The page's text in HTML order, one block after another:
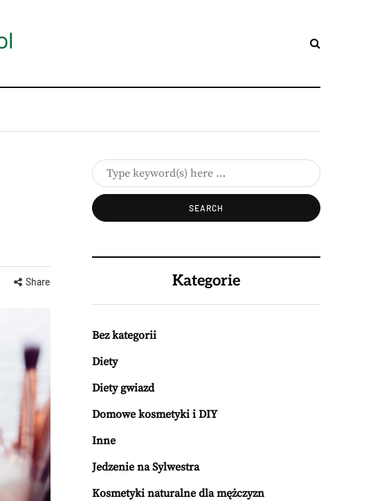
Share Kategorie
Bez kategorii
Diety
Diety gwiazd
Domowe kosmetyki i DIY
Inne
Jedzenie na Sylwestra
Kosmetyki naturalne dla mężczyzn